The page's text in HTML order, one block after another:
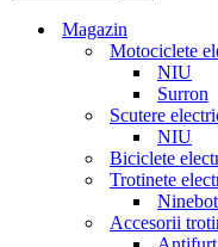
Magazin
Motociclete
NIU
Surron
Scutere
NIU
Biciclete
Trotinete
Accesorii